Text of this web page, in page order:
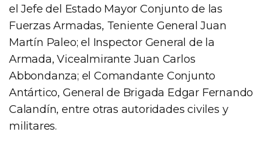
el Jefe del Estado Mayor Conjunto de las
Fuerzas Armadas, Teniente General Juan
Martín Paleo; el Inspector General de la
Armada, Vicealmirante Juan Carlos
Abbondanza; el Comandante Conjunto
Antártico, General de Brigada Edgar Fernando
Calandín, entre otras autoridades civiles y
militares.